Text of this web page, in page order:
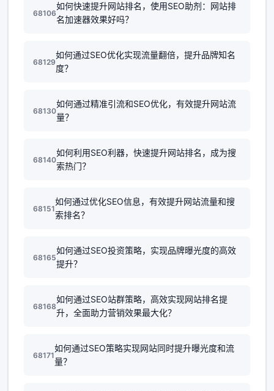
68106
如何快速提升网站排名，使用SEO助剂：网站排
名加速器效果好吗？
68129
如何通过SEO优化实现流量翻倍，提升品牌知名
度？
68130
如何通过精准引流和SEO优化，有效提升网站流
量？
68140
如何利用SEO利器，快速提升网站排名，成为搜
索热门？
68151
如何通过优化SEO信息，有效提升网站流量和搜
索排名？
68165
如何通过SEO投资策略，实现品牌曝光度的高效
提升？
68168
如何通过SEO站群策略，高效实现网站排名提
升，全面助力营销效果最大化？
68171
如何通过SEO策略实现网站同时提升曝光度和流
量？